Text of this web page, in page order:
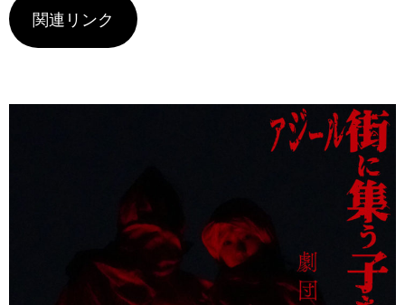
関連リンク